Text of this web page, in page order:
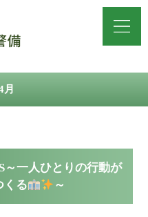
月
～一人ひとりの行動が
くる
～